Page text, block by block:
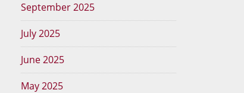
September 2025
July 2025
June 2025
May 2025